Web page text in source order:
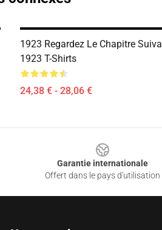
1923 Regardez Le Chapitre
1923 T-Shirts
24,38 € - 28,06 €
Garantie internationale
Offert dans le pays d'utilisation